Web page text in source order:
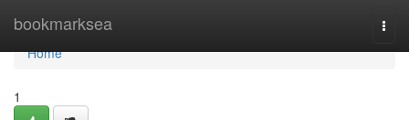
bookmarksea
Home
Home
1